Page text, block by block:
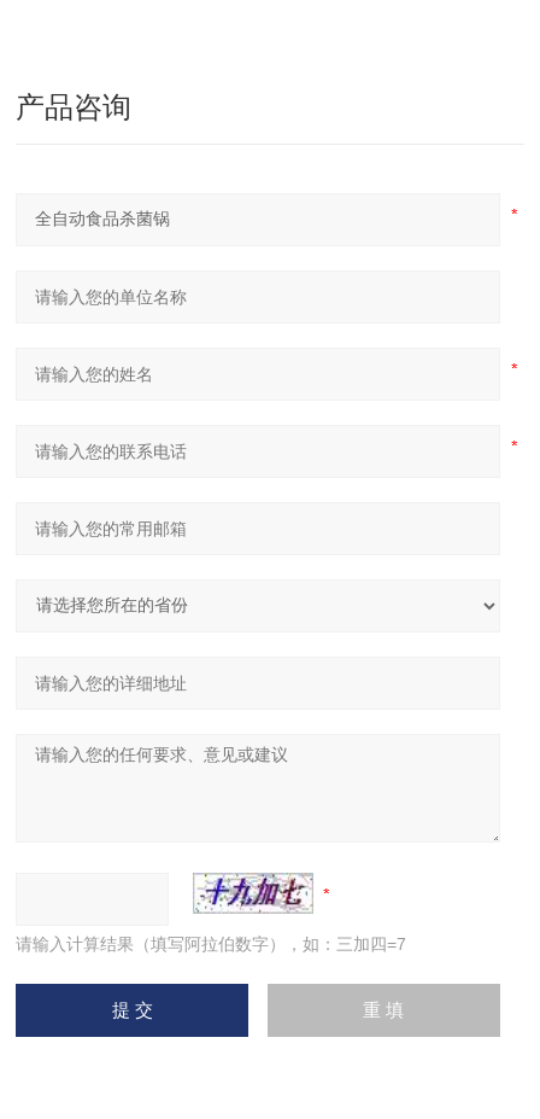
产品咨询
请输入计算结果（填写阿拉伯数字），如：三加四=7